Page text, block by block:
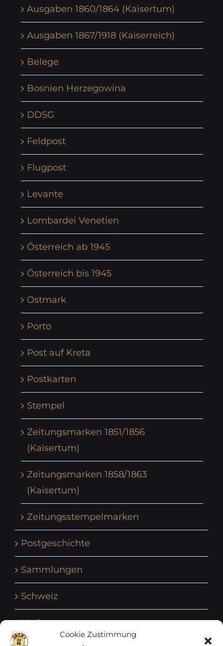
Cookie Zustimmung
Ausgaben 1860/1864 (Kaisertum)
Ausgaben 1867/1918 (Kaiserreich)
Belege
Bosnien Herzegowina
DDSG
Feldpost
Flugpost
Levante
Lombardei Venetien
Österreich ab 1945
Österreich bis 1945
Ostmark
Porto
Post auf Kreta
Postkarten
Stempel
Zeitungsmarken 1851/1856
(Kaisertum)
Zeitungsmarken 1858/1863
(Kaisertum)
Zeitungsstempelmarken
Postgeschichte
Sammlungen
Schweiz
Vatikan